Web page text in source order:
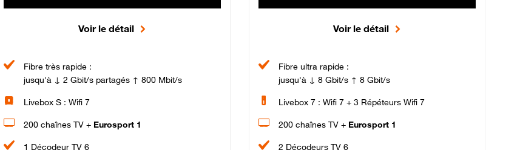
Voir le détail
Fibre très rapide :
jusqu'à ↓ 2 Gbit/s partagés ↑ 800 Mbit/s
Livebox S : Wifi 7
200 chaînes TV + Eurosport 1
1 Décodeur TV 6
Voir le détail
Fibre ultra rapide :
jusqu'à ↓ 8 Gbit/s ↑ 8 Gbit/s
Livebox 7 : Wifi 7 + 3 Répéteurs Wifi 7
200 chaînes TV + Eurosport 1
2 Décodeurs TV 6